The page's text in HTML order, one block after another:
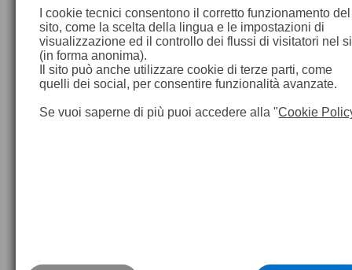
I cookie tecnici consentono il corretto funzionamento del
sito, come la scelta della lingua e le impostazioni di
visualizzazione ed il controllo dei flussi di visitatori nel
(in forma anonima).
Il sito può anche utilizzare cookie di terze parti, come
quelli dei social, per consentire funzionalità avanzate.
Se vuoi saperne di più puoi accedere alla "Cookie